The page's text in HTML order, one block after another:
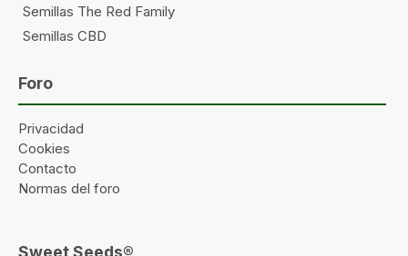
Semillas The Red Family
Semillas CBD
Foro
Privacidad
Cookies
Contacto
Normas del foro
Sweet Seeds®